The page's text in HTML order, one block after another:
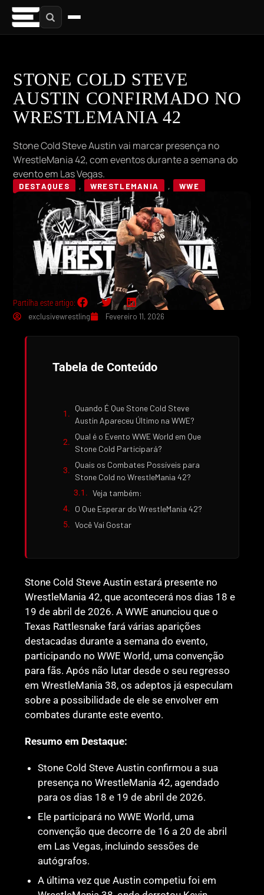
STONE COLD STEVE
AUSTIN CONFIRMADO NO
WRESTLEMANIA 42
Stone Cold Steve Austin vai marcar presença no
WrestleMania 42, com eventos durante a semana do
evento em Las Vegas.
DESTAQUES , WRESTLEMANIA , WWE
Partilha este artigo:
exclusivewrestling
Fevereiro 11, 2026
Tabela de Conteúdo
Quando É Que Stone Cold Steve
Austin Apareceu Último na WWE?
Qual é o Evento WWE World em Que
Stone Cold Participará?
Quais os Combates Possíveis para
Stone Cold no WrestleMania 42?
Veja também:
O Que Esperar do WrestleMania 42?
Você Vai Gostar
Stone Cold Steve Austin estará presente no
WrestleMania 42, que acontecerá nos dias 18 e
19 de abril de 2026. A WWE anunciou que o
Texas Rattlesnake fará várias aparições
destacadas durante a semana do evento,
participando no WWE World, uma convenção
para fãs. Após não lutar desde o seu regresso
em WrestleMania 38, os adeptos já especulam
sobre a possibilidade de ele se envolver em
combates durante este evento.
Resumo em Destaque:
Stone Cold Steve Austin confirmou a sua
presença no WrestleMania 42, agendado
para os dias 18 e 19 de abril de 2026.
Ele participará no WWE World, uma
convenção que decorre de 16 a 20 de abril
em Las Vegas, incluindo sessões de
autógrafos.
A última vez que Austin competiu foi em